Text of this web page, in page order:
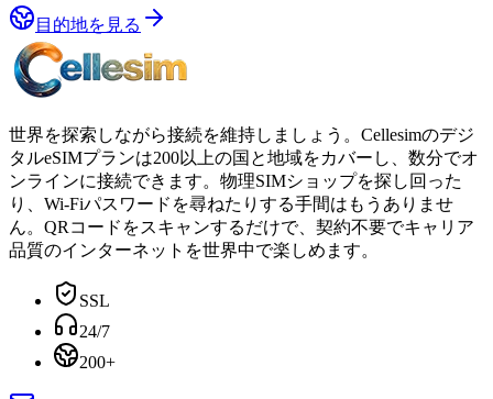
目的地を見る
世界を探索しながら接続を維持しましょう。Cellesimのデジ
タルeSIMプランは200以上の国と地域をカバーし、数分でオ
ンラインに接続できます。物理SIMショップを探し回った
り、Wi-Fiパスワードを尋ねたりする手間はもうありませ
ん。QRコードをスキャンするだけで、契約不要でキャリア
品質のインターネットを世界中で楽しめます。
SSL
24/7
200+